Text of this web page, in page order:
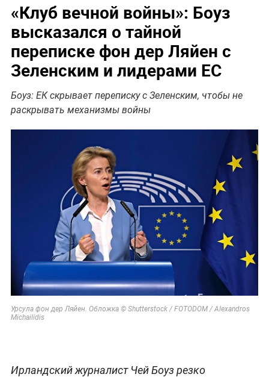
«Клуб вечной войны»: Боуз
высказался о тайной
переписке фон дер Ляйен с
Зеленским и лидерами ЕС
Боуз: ЕК скрывает переписку с Зеленским, чтобы не
раскрывать механизмы войны
Урсула фон дер Ляйен. Обложка © Shutterstock / FOTODOM / Alexandros
Michailidis
Ирландский журналист Чей Боуз резко